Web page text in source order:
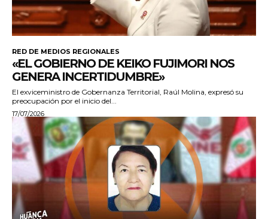
RED DE MEDIOS REGIONALES
«EL GOBIERNO DE KEIKO FUJIMORI NOS
GENERA INCERTIDUMBRE»
El exviceministro de Gobernanza Territorial, Raúl Molina, expresó su
preocupación por el inicio del...
17/07/2026